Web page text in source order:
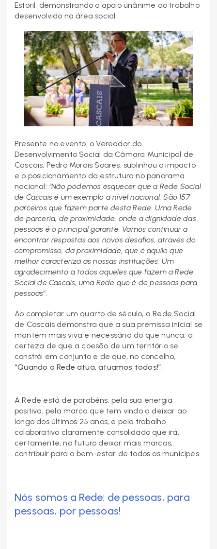
Estoril, demonstrando o apoio unânime ao trabalho
desenvolvido na área social.
Presente no evento, o Vereador do
Desenvolvimento Social da Câmara Municipal de
Cascais, Pedro Morais Soares, sublinhou o impacto
e o posicionamento da estrutura no panorama
nacional: “Não podemos esquecer que a Rede Social
de Cascais é um exemplo a nível nacional. São 157
parceiros que fazem parte desta Rede. Uma Rede
de parceria, de proximidade, onde a dignidade das
pessoas é o principal garante. Vamos continuar a
encontrar respostas aos novos desafios, através do
compromisso, da proximidade, que é aquilo que
melhor caracteriza as nossas instituições. Um
agradecimento a todos aqueles que fazem a Rede
Social de Cascais, uma Rede que é de pessoas para
pessoas”
Ao completar um quarto de século, a Rede Social
de Cascais demonstra que a sua premissa inicial se
mantém mais viva e necessária do que nunca: a
certeza de que a coesão de um território se
constrói em conjunto e de que, no concelho,
“Quando a Rede atua, atuamos todos!”
A Rede está de parabéns, pela sua energia
positiva, pela marca que tem vindo a deixar ao
longo dos últimos 25 anos, e pelo trabalho
colaborativo claramente consolidado que irá,
certamente, no futuro deixar mais marcas,
contribuir para o bem-estar de todos os munícipes.
Nós somos a Rede: de pessoas, para
pessoas, por pessoas!